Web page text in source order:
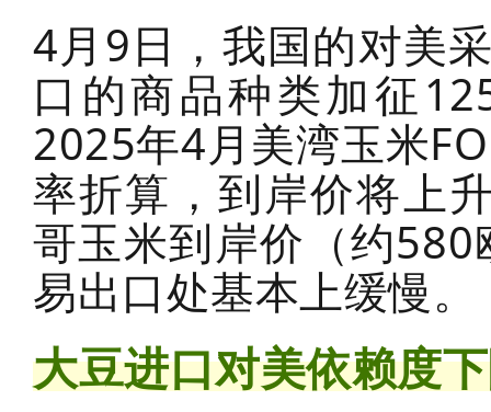
4月9日，我国的对美
口的商品种类加征
2025年4月美湾玉米
率折算，到岸价将上
哥玉米到岸价（约
易出口处基本上缓慢。
大豆进口对美依赖度